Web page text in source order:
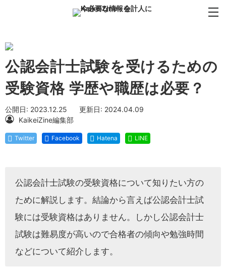
公認会計士試験を受けるための
受験資格 学歴や職歴は必要？
公開日: 2023.12.25
更新日: 2024.04.09
KaikeiZine編集部
Twitter Facebook Hatena LINE
公認会計士試験の受験資格について知りたい方の
ために解説します。結論から言えば公認会計士試
験には受験資格はありません。しかし公認会計士
試験は難易度が高いので合格者の傾向や勉強時間
などについて紹介します。